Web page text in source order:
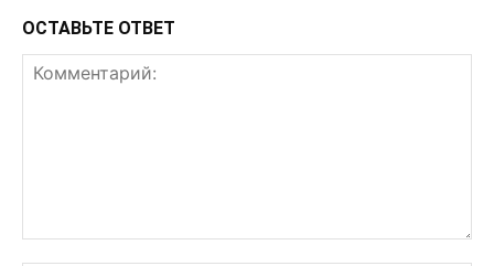
ОСТАВЬТЕ ОТВЕТ